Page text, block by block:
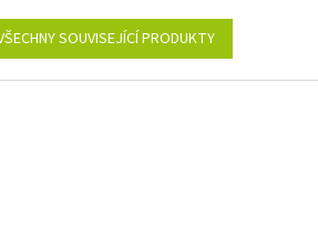
SOUVISEJÍCÍ PRODUKTY